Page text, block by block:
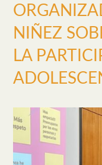
NIÑEZ
LA